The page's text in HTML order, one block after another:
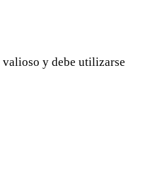
valioso y debe utilizarse